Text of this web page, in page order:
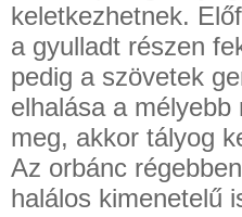
keletkezhetnek.
a gyulladt részen
pedig a szövetek
elhalása a mélyebb
meg, akkor tályog
Az orbánc
halálos kimenetelű